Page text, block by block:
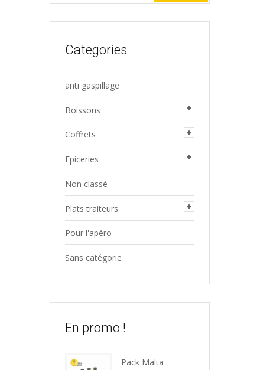
pour :
Categories
anti gaspillage
Boissons
Coffrets
Epiceries
Non classé
Plats traiteurs
Pour l'apéro
Sans catégorie
En promo !
Pack Malta